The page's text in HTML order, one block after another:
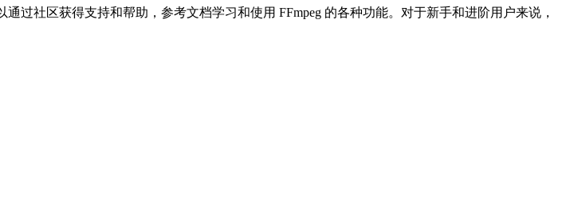
过社区获得支持和帮助，参考文档学习和使用 FFmpeg 的各种功能。对于新手和进阶用户来说，